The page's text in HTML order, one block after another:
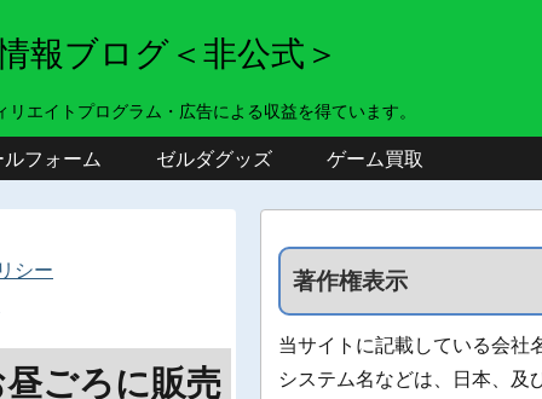
報ブログ＜非公式＞
エイトプログラム・広告による収益を得ています。
ルフォーム ゼルダグッズ ゲーム買取
シー
ごろに販売
著作権表示
当サイトに記載している会社
システム名などは、日本、及